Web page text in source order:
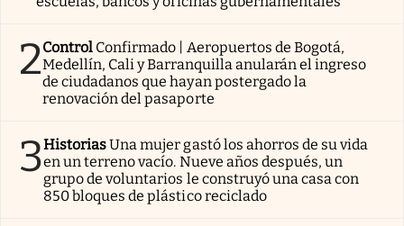
2Control Confirmado | Aeropuertos de Bogotá,
Medellín, Cali y Barranquilla anularán el ingreso
de ciudadanos que hayan postergado la
renovación del pasaporte
3HistoriasUna mujer gastó los ahorros de su vida
en un terreno vacío. Nueve años después, un
grupo de voluntarios le construyó una casa con
850 bloques de plástico reciclado